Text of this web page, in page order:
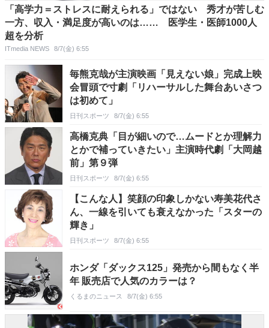
「高学力＝ストレスに耐えられる」ではない 秀才が苦しむ
一方、収入・満足度が高いのは…… 医学生・医師1000人
超を分析
ITmedia NEWS 8/7(金) 6:55
毎熊克哉が主演映画「見えない娘」完成上映
会冒頭で寸劇「リハーサルした舞台あいさつ
は初めて」
日刊スポーツ 8/7(金) 6:55
高橋克典「目が細いので…ムードとか理解力
とかで補っていきたい」主演時代劇「大岡越
前」第９弾
日刊スポーツ 8/7(金) 6:55
【こんな人】笑顔の印象しかない寿美花代さ
ん、一線を引いても衰えなかった「スターの
輝き」
日刊スポーツ 8/7(金) 6:55
ホンダ「ダックス125」発売から間もなく半
年 販売店で人気のカラーは？
くるまのニュース 8/7(金) 6:55